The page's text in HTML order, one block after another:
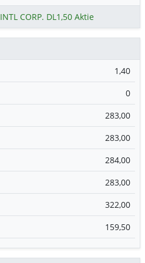
CORP. DL1,50 Aktie
1,40
0
283,00
283,00
284,00
283,00
322,00
159,50